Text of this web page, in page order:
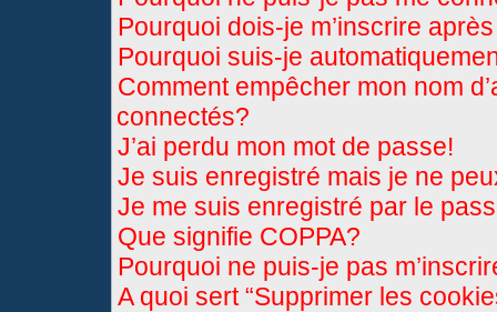
Pourquoi dois-je m’inscrire
Pourquoi suis-je
Comment empêcher mon nom
connectés?
J’ai perdu mon mot de passe!
Je suis enregistré mais je ne
Je me suis enregistré par le
Que signifie COPPA?
Pourquoi ne puis-je pas
A quoi sert “Supprimer les